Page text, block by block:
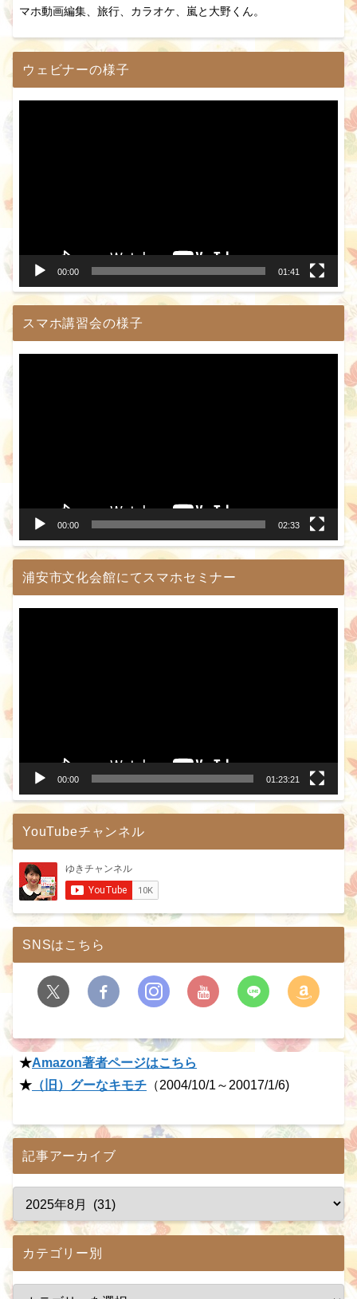
マホ動画編集、旅行、カラオケ、嵐と大野くん。
ウェビナーの様子
00:00 01:41
スマホ講習会の様子
00:00 02:33
浦安市文化会館にてスマホセミナー
00:00 01:23:21
YouTubeチャンネル
SNSはこちら
★Amazon著者ページはこちら
★ （旧）グーなキモチ （2004/10/1～20017/1/6)
記事アーカイブ
カテゴリー別